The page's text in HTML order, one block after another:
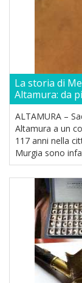
La storia di
Altamura: da
ALTAMURA –
Altamura a un
117 anni nella
Murgia sono